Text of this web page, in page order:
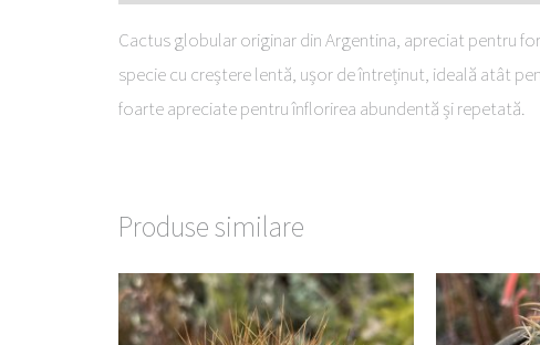
Cactus globular originar din Argentina, apreciat pentru
specie cu creștere lentă, ușor de întreținut, ideală atât
foarte apreciate pentru înflorirea abundentă și repetată.
Produse similare